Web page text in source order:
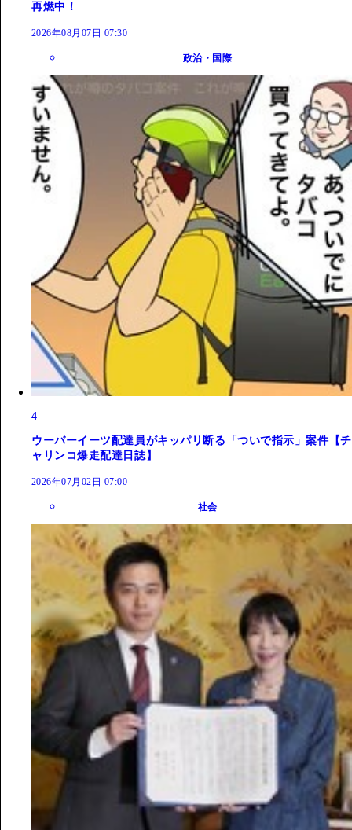
再燃中！
2026年08月07日 07:30
政治・国際
4
ウーバーイーツ配達員がキッパリ断る「ついで指示」案件【チ
ャリンコ爆走配達日誌】
2026年07月02日 07:00
社会